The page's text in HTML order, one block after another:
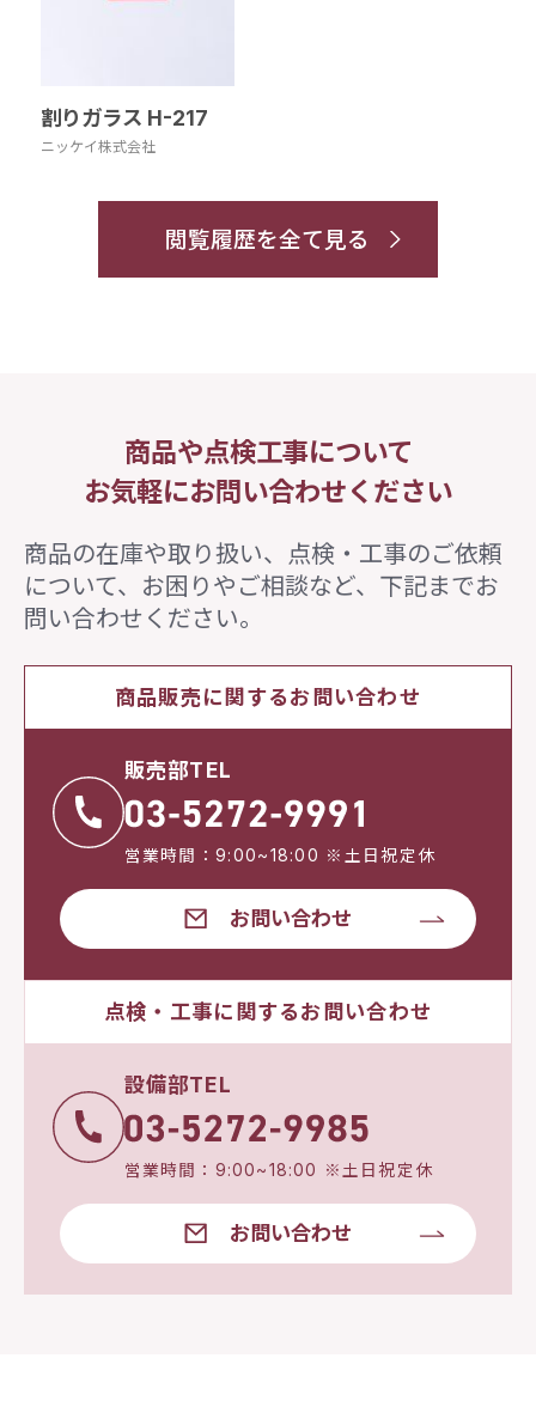
割りガラス H-217
ニッケイ株式会社
閲覧履歴を全て見る
商品や点検工事について
お気軽にお問い合わせください
商品の在庫や取り扱い、点検・工事のご依頼
について、 お困りやご相談など、下記までお
問い合わせください。
商品販売に関するお問い合わせ
販売部TEL
営業時間：9:00~18:00 ※土日祝定休
お問い合わせ
点検・工事に関するお問い合わせ
設備部TEL
営業時間：9:00~18:00 ※土日祝定休
お問い合わせ